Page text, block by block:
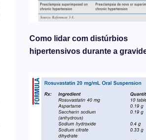
Como lidar com distúrbios
hipertensivos durante a